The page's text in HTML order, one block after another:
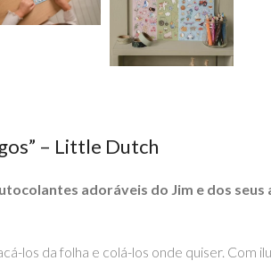
– Little Dutch
adoráveis do Jim e dos seus
los da folha e colá-los onde quiser. Com